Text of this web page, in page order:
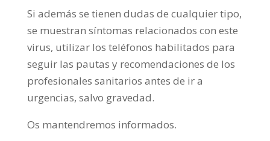
Si además se tienen dudas de cualquier tipo,
se muestran síntomas relacionados con este
virus, utilizar los teléfonos habilitados para
seguir las pautas y recomendaciones de los
profesionales sanitarios antes de ir a
urgencias, salvo gravedad.
Os mantendremos informados.